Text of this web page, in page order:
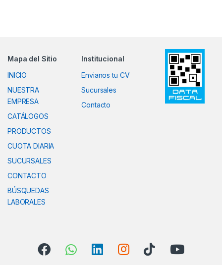
Mapa del Sitio
INICIO
NUESTRA
EMPRESA
CATÁLOGOS
PRODUCTOS
CUOTA DIARIA
SUCURSALES
CONTACTO
BÚSQUEDAS
LABORALES
Institucional
Envianos tu CV
Sucursales
Contacto